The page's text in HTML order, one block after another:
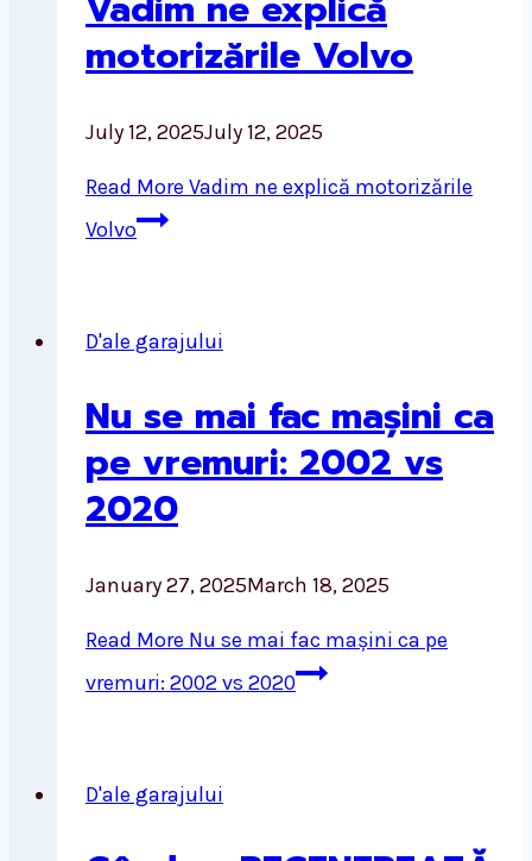
motorizările Volvo
July 12, 2025July 12, 2025
Read More Vadim ne explică motorizările
Volvo
D'ale garajului
Nu se mai fac mașini ca
pe vremuri: 2002 vs
2020
January 27, 2025March 18, 2025
Read More Nu se mai fac mașini ca pe
vremuri: 2002 vs 2020
D'ale garajului